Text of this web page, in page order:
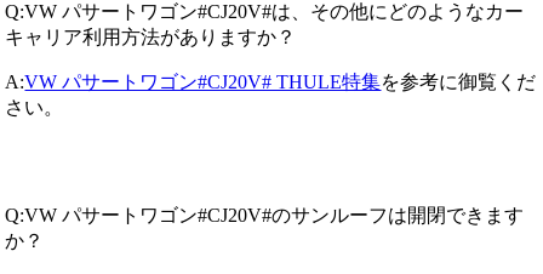
Q:VW パサートワゴン#CJ20V#は、その他にどのようなカー
キャリア利用方法がありますか？
A:VW パサートワゴン#CJ20V# THULE特集を参考に御覧くだ
さい。
Q:VW パサートワゴン#CJ20V#のサンルーフは開閉できます
か？